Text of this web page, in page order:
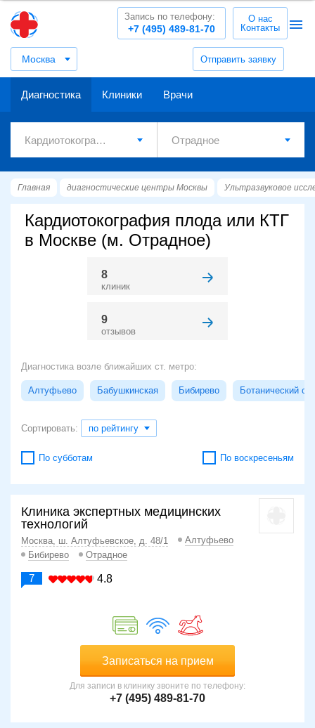
Москва Отправить заявку
+7 (495) 489-81-70
Запись по телефону:
О нас
Контакты
Диагностика Клиники Врачи
Главная диагностические центры Москвы Ультразвуковое
Кардиотокография плода или КТГ
в Москве (м. Отрадное)
8
клиник
9
отзывов
Диагностика возле ближайших ст. метро:
Алтуфьево Бабушкинская Бибирево Ботанический
Сортировать: по рейтингу
По субботам По воскресеньям
Клиника экспертных медицинских
технологий
Москва, ш. Алтуфьевское, д. 48/1
Алтуфьево
Бибирево
Отрадное
7 4.8
Записаться на прием
Для записи в клинику звоните по телефону:
+7 (495) 489-81-70